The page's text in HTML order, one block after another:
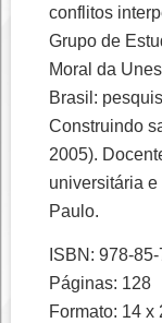
conflitos
Grupo de
Moral da
Brasil:
Construindo
2005).
universitária
Paulo.
ISBN: 978-
Páginas: 128
Formato: 14 x